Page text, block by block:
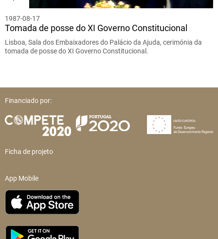
1987-08-17
Tomada de posse do XI Governo Constitucional
Lisboa, Sala dos Embaixadores do Palácio da Ajuda, cerimónia da
tomada de posse do XI Governo Constitucional.
Financiado por:
Ficha de projeto
App Mobile